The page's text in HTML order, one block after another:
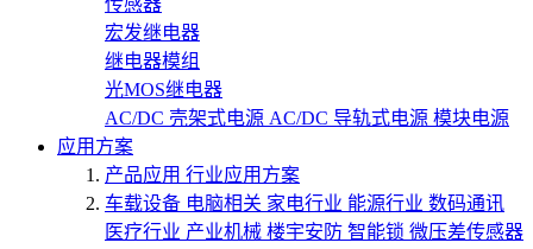
传感器
宏发继电器
继电器模组
光MOS继电器
AC/DC 壳架式电源 AC/DC 导轨式电源 模块电源
应用方案
产品应用 行业应用方案
车载设备 电脑相关 家电行业 能源行业 数码通讯
医疗行业 产业机械 楼宇安防 智能锁 微压差传感器